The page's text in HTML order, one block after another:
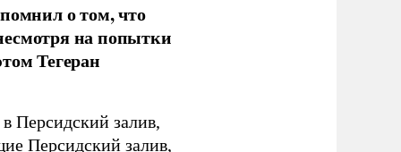
о том, что
на попытки
Тегеран
Персидский залив,
Персидский залив,